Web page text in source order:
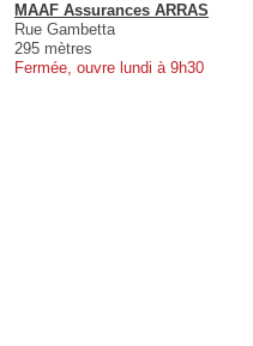
MAAF Assurances ARRAS
Rue Gambetta
295 mètres
Fermée, ouvre lundi à 9h30